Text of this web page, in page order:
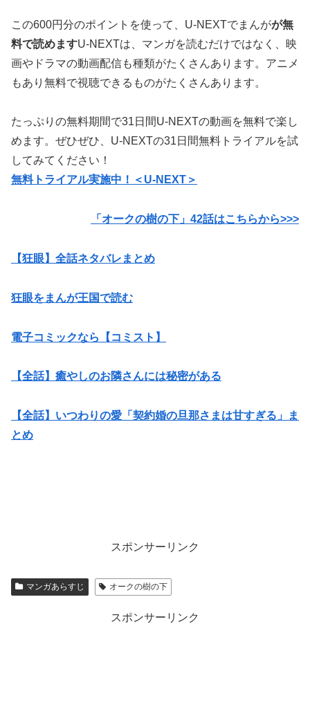
この600円分のポイントを使って、U-NEXTでまんがが無
料で読めますU-NEXTは、マンガを読むだけではなく、映
画やドラマの動画配信も種類がたくさんあります。アニメ
もあり無料で視聴できるものがたくさんあります。
たっぷりの無料期間で31日間U-NEXTの動画を無料で楽し
めます。ぜひぜひ、U-NEXTの31日間無料トライアルを試
してみてください！
無料トライアル実施中！＜U-NEXT＞
「オークの樹の下」42話はこちらから>>>
【狂眼】全話ネタバレまとめ
狂眼をまんが王国で読む
電子コミックなら【コミスト】
【全話】癒やしのお隣さんには秘密がある
【全話】いつわりの愛「契約婚の旦那さまは甘すぎる」ま
とめ
スポンサーリンク
マンガあらすじ オークの樹の下
スポンサーリンク